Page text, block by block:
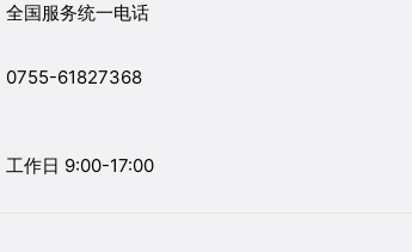
全国服务统一电话
0755-61827368
工作日 9:00-17:00